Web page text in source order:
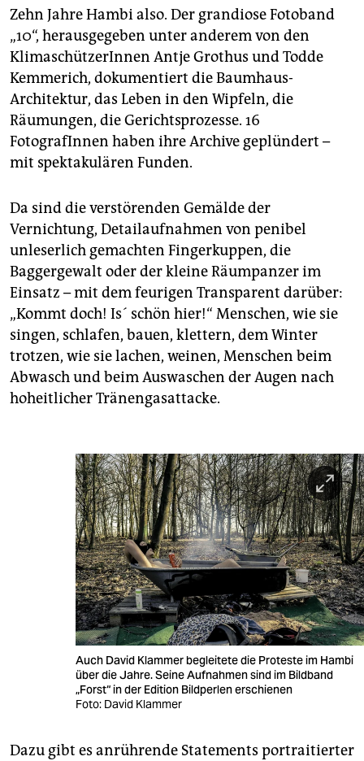
Zehn Jahre Hambi also. Der grandiose Fotoband
„10“, herausgegeben unter anderem von den
KlimaschützerInnen Antje Grothus und Todde
Kemmerich, dokumentiert die Baumhaus-
Architektur, das Leben in den Wipfeln, die
Räumungen, die Gerichtsprozesse. 16
FotografInnen haben ihre Archive geplündert –
mit spektakulären Funden.
Da sind die verstörenden Gemälde der
Vernichtung, Detailaufnahmen von penibel
unleserlich gemachten Fingerkuppen, die
Baggergewalt oder der kleine Räumpanzer im
Einsatz – mit dem feurigen Transparent darüber:
„Kommt doch! Is´ schön hier!“ Menschen, wie sie
singen, schlafen, bauen, klettern, dem Winter
trotzen, wie sie lachen, weinen, Menschen beim
Abwasch und beim Auswaschen der Augen nach
hoheitlicher Tränengasattacke.
Auch David Klammer begleitete die Proteste im Hambi
über die Jahre. Seine Aufnahmen sind im Bildband
„Forst“ in der Edition Bildperlen er­schienen
Foto: David Klammer
Dazu gibt es anrührende Statements portraitierter